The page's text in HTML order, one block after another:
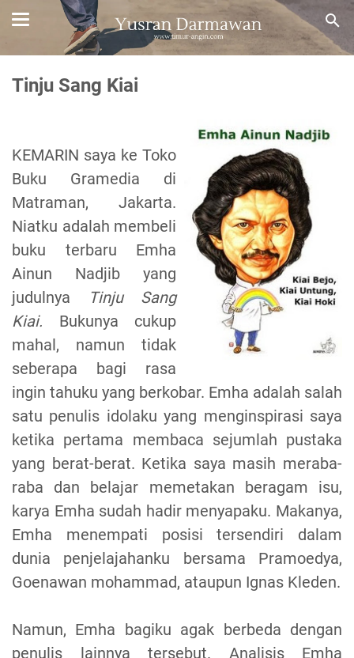
Tinju Sang Kiai
KEMARIN saya ke Toko
Buku Gramedia di
Matraman, Jakarta.
Niatku adalah membeli
buku terbaru Emha
Ainun Nadjib yang
judulnya
Tinju Sang
Kiai. Bukunya cukup
mahal, namun tidak
seberapa bagi rasa
ingin tahuku yang berkobar. Emha adalah salah
satu penulis idolaku yang menginspirasi saya
ketika pertama membaca sejumlah pustaka
yang berat-berat. Ketika saya masih meraba-
raba dan belajar memetakan beragam isu,
karya Emha sudah hadir menyapaku. Makanya,
Emha menempati posisi tersendiri dalam
dunia penjelajahanku bersama Pramoedya,
Goenawan mohammad, ataupun Ignas Kleden.
Namun, Emha bagiku agak berbeda dengan
penulis lainnya tersebut. Analisis Emha